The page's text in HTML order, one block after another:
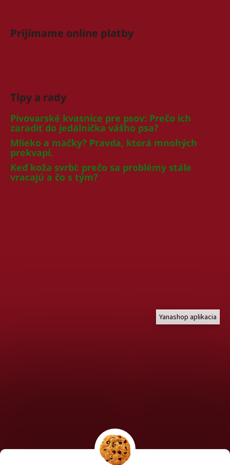
Prijímame online platby
Tipy a rady
Pivovarské kvasnice pre psov: Prečo ich
zaradiť do jedálnička vášho psa?
Mlieko a mačky? Pravda, ktorá mnohých
prekvapí.
Keď koža svrbí: prečo sa problémy stále
vracajú a čo s tým?
Yanashop aplikacia